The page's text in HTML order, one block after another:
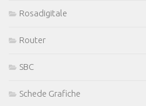
Rosadigitale
Router
SBC
Schede Grafiche